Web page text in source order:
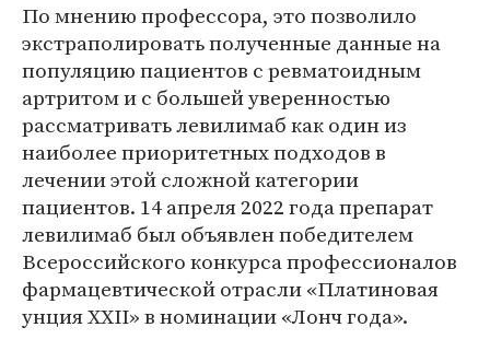
По мнению профессора, это позволило
экстраполировать полученные данные на
популяцию пациентов с ревматоидным
артритом и с большей уверенностью
рассматривать левилимаб как один из
наиболее приоритетных подходов в
лечении этой сложной категории
пациентов. 14 апреля 2022 года препарат
левилимаб был объявлен победителем
Всероссийского конкурса профессионалов
фармацевтической отрасли «Платиновая
унция XXII» в номинации «Лонч года».